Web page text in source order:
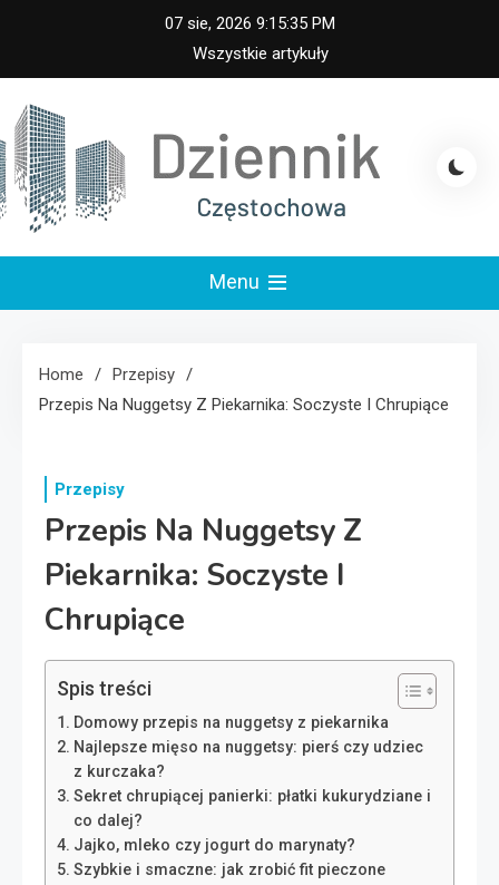
content
07 sie, 2026 9:15:36 PM
Wszystkie artykuły
Częstochowa
Menu
Home
Przepisy
Przepis Na Nuggetsy Z Piekarnika: Soczyste I Chrupiące
Przepisy
Przepis Na Nuggetsy Z
Piekarnika: Soczyste I
Chrupiące
Spis treści
Domowy przepis na nuggetsy z piekarnika
Najlepsze mięso na nuggetsy: pierś czy udziec
z kurczaka?
Sekret chrupiącej panierki: płatki kukurydziane i
co dalej?
Jajko, mleko czy jogurt do marynaty?
Szybkie i smaczne: jak zrobić fit pieczone